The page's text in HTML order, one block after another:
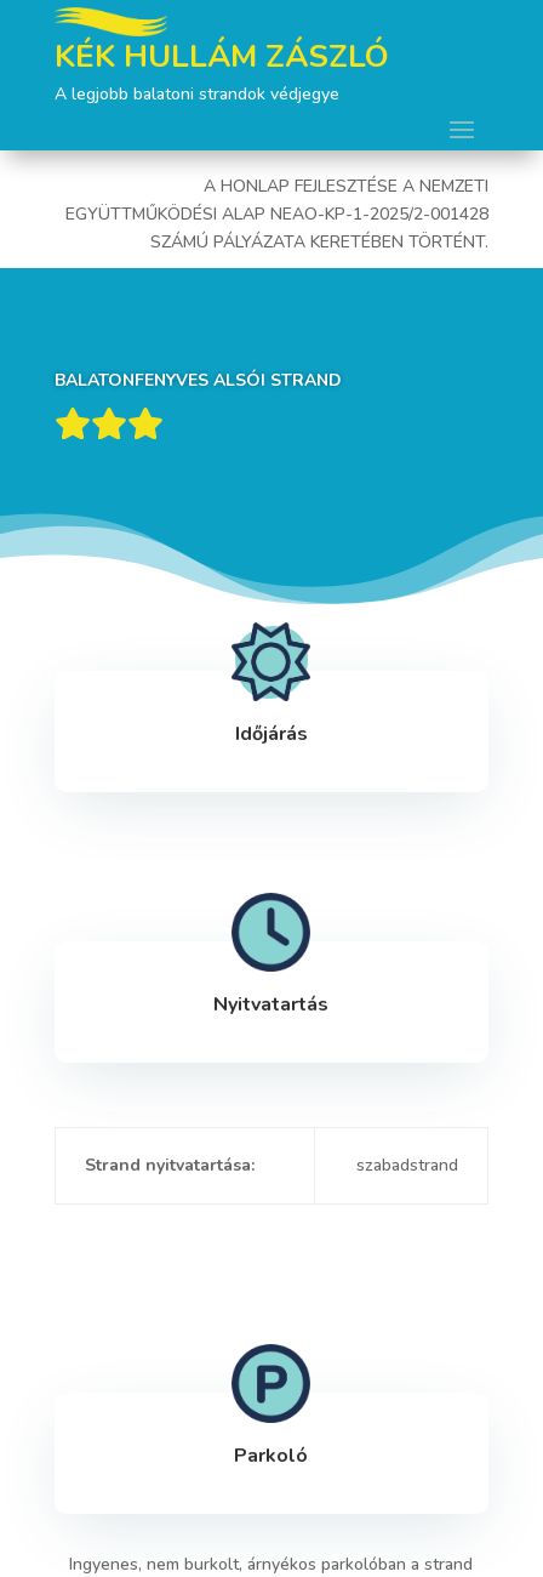
KÉK HULLÁM ZÁSZLÓ
A legjobb balatoni strandok védjegye
A HONLAP FEJLESZTÉSE A NEMZETI
EGYÜTTMŰKÖDÉSI ALAP NEAO-KP-1-2025/2-001428
SZÁMÚ PÁLYÁZATA KERETÉBEN TÖRTÉNT.
BALATONFENYVES ALSÓI STRAND
Időjárás
Nyitvatartás
Strand nyitvatartása: szabadstrand
Parkoló
Ingyenes, nem burkolt, árnyékos parkolóban a strand